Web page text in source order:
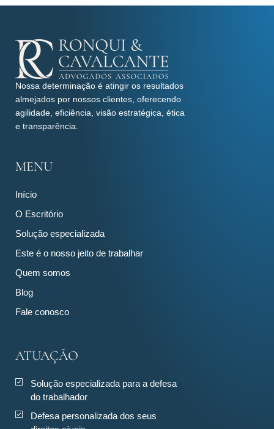
Nossa determinação é atingir os resultados
almejados por nossos clientes, oferecendo
agilidade, eficiência, visão estratégica, ética
e transparência.
MENU
Início
O Escritório
Solução especializada
Este é o nosso jeito de trabalhar
Quem somos
Blog
Fale conosco
ATUAÇÃO
Solução especializada para a defesa
do trabalhador
Defesa personalizada dos seus